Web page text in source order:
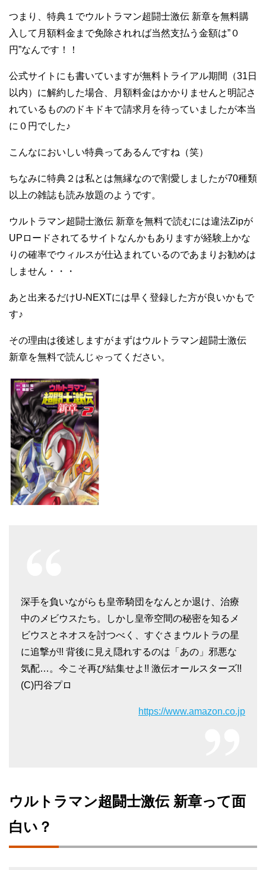
つまり、特典１でウルトラマン超闘士激伝 新章を無料購
入して月額料金まで免除されれば当然支払う金額は”０
円”なんです！！
公式サイトにも書いていますが無料トライアル期間（31日
以内）に解約した場合、月額料金はかかりませんと明記さ
れているもののドキドキで請求月を待っていましたが本当
に０円でした♪
こんなにおいしい特典ってあるんですね（笑）
ちなみに特典２は私とは無縁なので割愛しましたが70種類
以上の雑誌も読み放題のようです。
ウルトラマン超闘士激伝 新章を無料で読むには違法Zipが
UPロードされてるサイトなんかもありますが経験上かな
りの確率でウィルスが仕込まれているのであまりお勧めは
しません・・・
あと出来るだけU-NEXTには早く登録した方が良いかもで
す♪
その理由は後述しますがまずはウルトラマン超闘士激伝
新章を無料で読んじゃってください。
深手を負いながらも皇帝騎団をなんとか退け、治療
中のメビウスたち。しかし皇帝空間の秘密を知るメ
ビウスとネオスを討つべく、すぐさまウルトラの星
に追撃が!! 背後に見え隠れするのは「あの」邪悪な
気配…。今こそ再び結集せよ!! 激伝オールスターズ!!
(C)円谷プロ
https://www.amazon.co.jp
ウルトラマン超闘士激伝 新章って面
白い？